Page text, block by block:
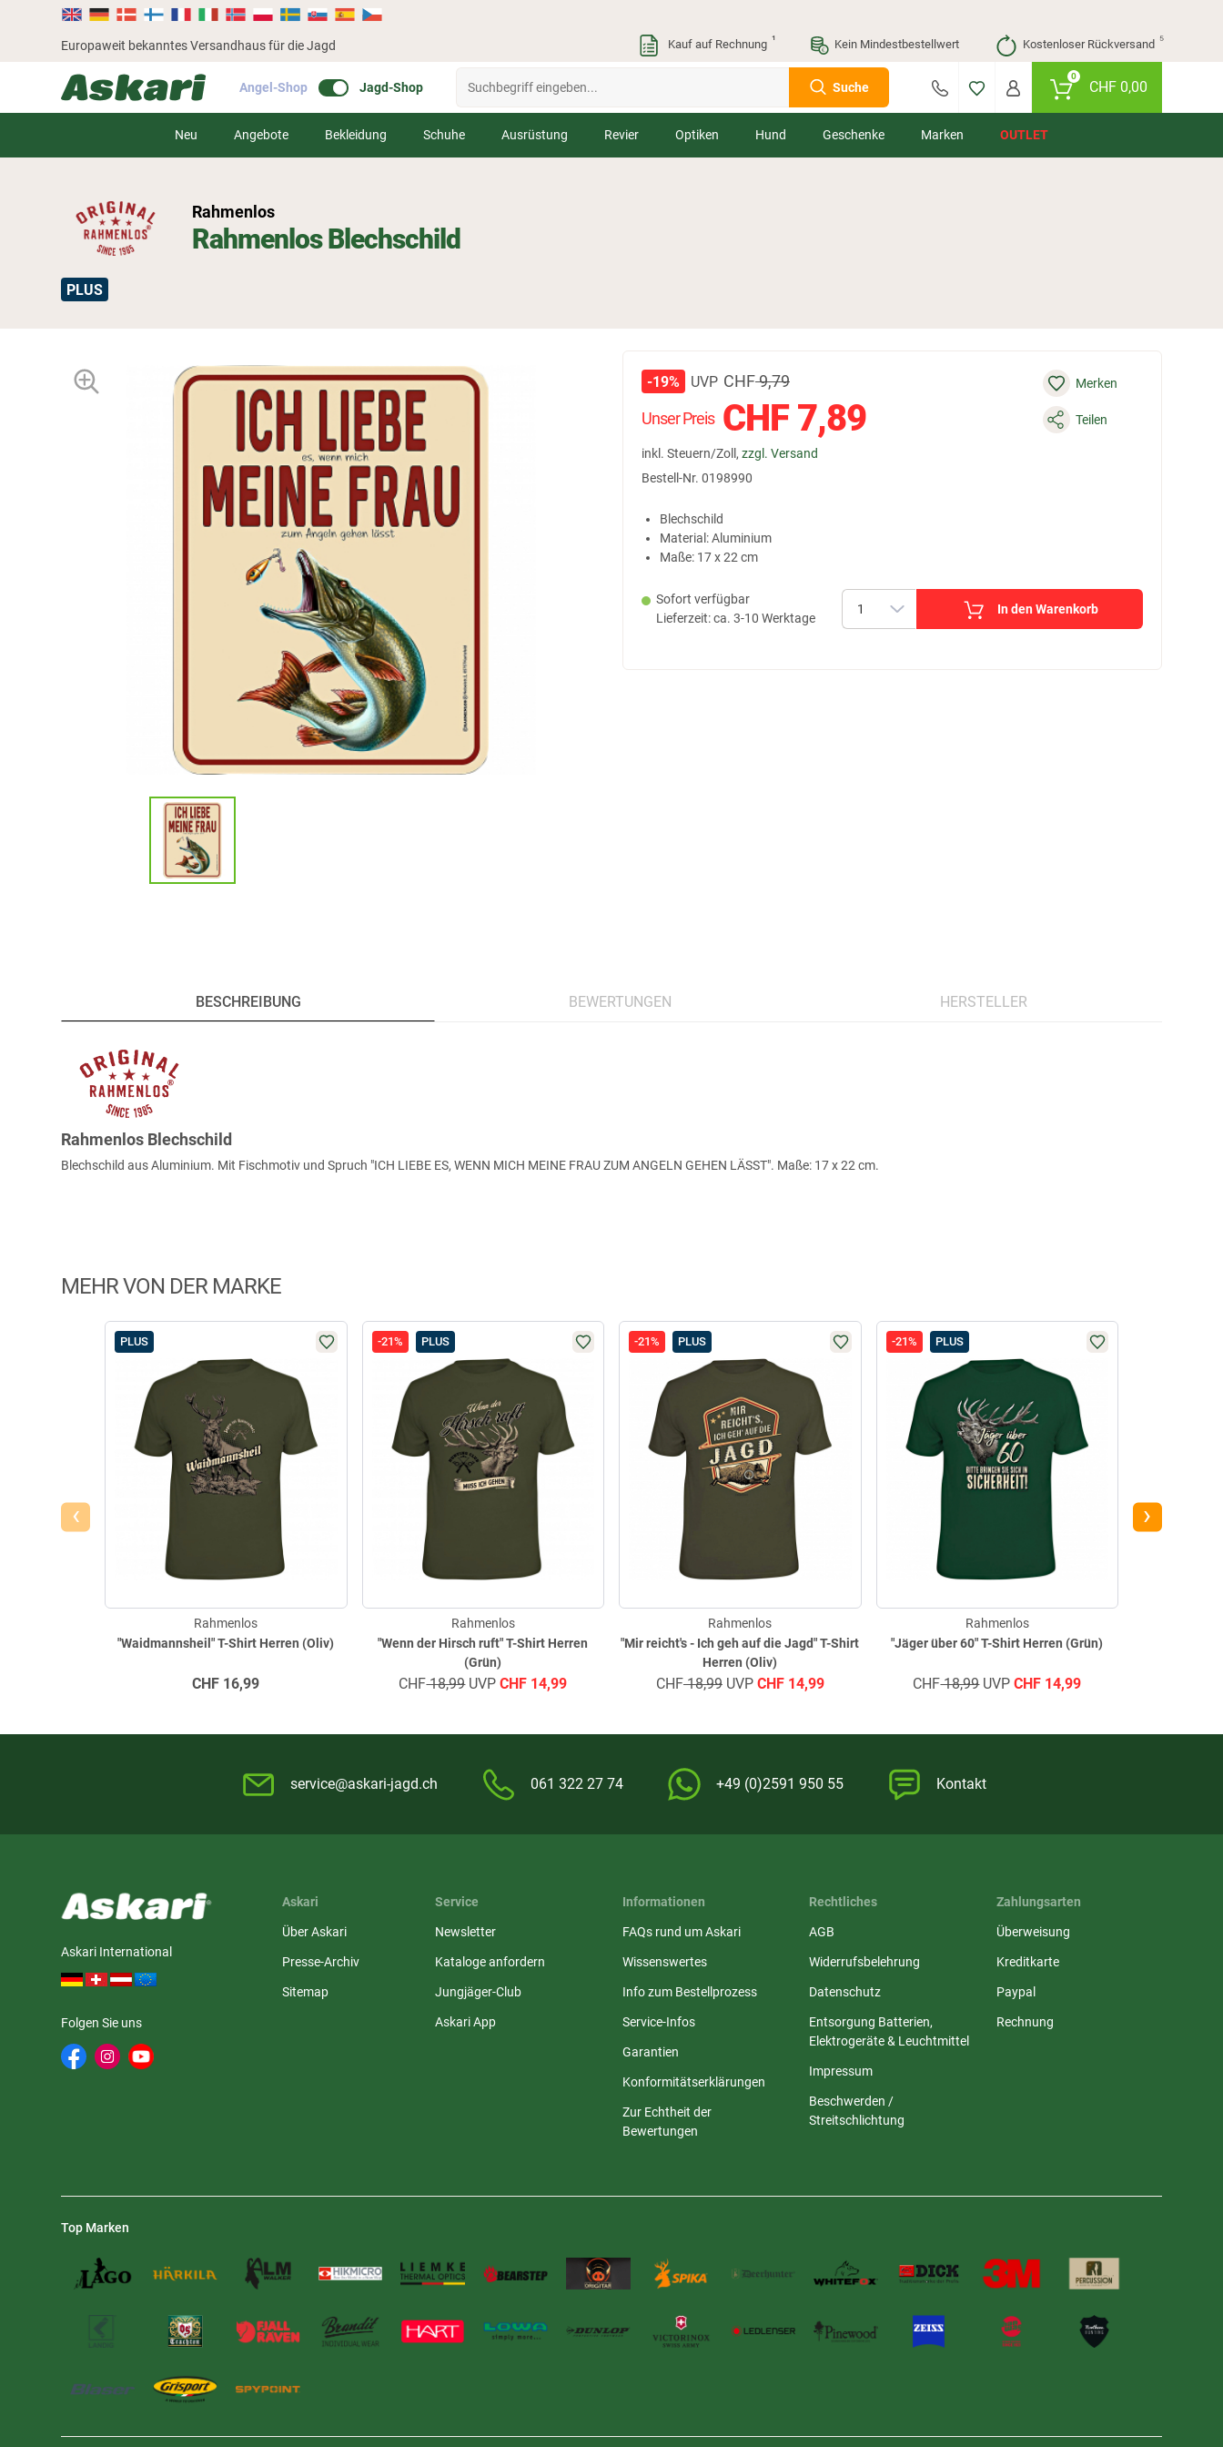
Europaweit bekanntes Versandhaus für die Jagd Kauf auf Rechnung ¹ Kein Mindestbestellwert Kostenloser Rückversand ⁵
Angel-Shop Jagd-Shop Suche
0
CHF0,00
Neu Angebote Bekleidung Schuhe Ausrüstung Revier Optiken Hund Geschenke Marken OUTLET
Rahmenlos Blechschild
Rahmenlos
PLUS
Unser Preis CHF7,89
inkl. Steuern/Zoll, zzgl. Versand
-19% UVP CHF9,79
Bestell-Nr. 0198990
Merken
Teilen
Blechschild
Material: Aluminium
Maße: 17 x 22 cm
Sofort verfügbar
Lieferzeit: ca. 3-10 Werktage
In den Warenkorb
BESCHREIBUNG BEWERTUNGEN HERSTELLER
Rahmenlos Blechschild
Blechschild aus Aluminium. Mit Fischmotiv und Spruch "ICH LIEBE ES, WENN MICH MEINE FRAU ZUM ANGELN GEHEN LÄSST". Maße: 17 x 22 cm.
MEHR VON DER MARKE
PLUS
"Waidmannsheil" T-Shirt Herren (Oliv)
Rahmenlos
CHF 16,99
-21% PLUS
"Wenn der Hirsch ruft" T-Shirt Herren
(Grün)
Rahmenlos
CHF18,99UVP CHF 14,99
-21% PLUS
"Mir reicht's - Ich geh auf die Jagd" T-Shirt
Herren (Oliv)
Rahmenlos
CHF18,99UVP CHF14,99
-21% PLUS
"Jäger über 60" T-Shirt Herren (Grün)
Rahmenlos
CHF18,99UVP CHF 14,99
‹ ›
service@askari-jagd.ch 061 322 27 74 +49 (0)2591 950 55 Kontakt
Askari International
Folgen Sie uns
Askari
Über Askari
Presse-Archiv
Sitemap
Service
Newsletter
Kataloge anfordern
Jungjäger-Club
Askari App
Informationen
FAQs rund um Askari
Wissenswertes
Info zum Bestellprozess
Service-Infos
Garantien
Konformitätserklärungen
Zur Echtheit der
Bewertungen
Rechtliches
AGB
Widerrufsbelehrung
Datenschutz
Entsorgung Batterien,
Elektrogeräte & Leuchtmittel
Impressum
Beschwerden /
Streitschlichtung
Zahlungsarten
Überweisung
Kreditkarte
Paypal
Rechnung
Top Marken